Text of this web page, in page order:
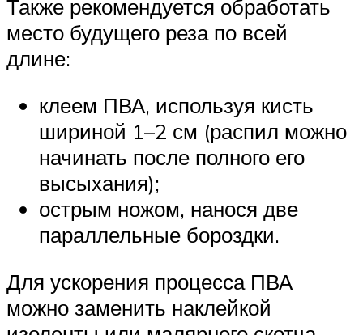
Также рекомендуется обработать
место будущего реза по всей
длине:
клеем ПВА, используя кисть
шириной 1–2 см (распил можно
начинать после полного его
высыхания);
острым ножом, нанося две
параллельные бороздки.
Для ускорения процесса ПВА
можно заменить наклейкой